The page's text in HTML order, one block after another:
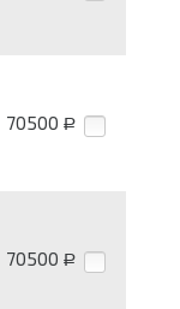
70500 Р
70500 Р